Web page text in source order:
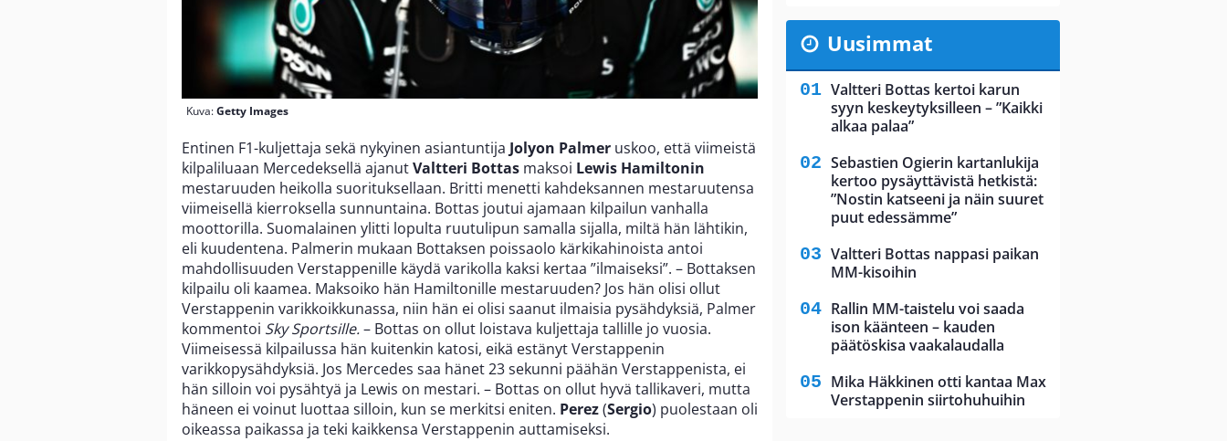
Kuva:Getty Images
Entinen F1-kuljettaja sekä nykyinen asiantuntija Jolyon Palmer uskoo, että viimeistä
kilpaliluaan Mercedeksellä ajanutValtteri Bottas maksoi Lewis Hamiltonin
mestaruuden heikolla suorituksellaan. Britti menetti kahdeksannen mestaruutensa
viimeisellä kierroksella sunnuntaina. Bottas joutui ajamaan kilpailun vanhalla
moottorilla. Suomalainen ylitti lopulta ruutulipun samalla sijalla, miltä hän lähtikin,
eli kuudentena. Palmerin mukaan Bottaksen poissaolo kärkikahinoista antoi
mahdollisuuden Verstappenille käydä varikolla kaksi kertaa ”ilmaiseksi”. – Bottaksen
kilpailu oli kaamea. Maksoiko hän Hamiltonille mestaruuden? Jos hän olisi ollut
Verstappenin varikkoikkunassa, niin hän ei olisi saanut ilmaisia pysähdyksiä, Palmer
kommentoi Sky Sportsille.– Bottas on ollut loistava kuljettaja tallille jo vuosia.
Viimeisessä kilpailussa hän kuitenkin katosi, eikä estänyt Verstappenin
varikkopysähdyksiä. Jos Mercedes saa hänet 23 sekunni päähän Verstappenista, ei
hän silloin voi pysähtyä ja Lewis on mestari. – Bottas on ollut hyvä tallikaveri, mutta
häneen ei voinut luottaa silloin, kun se merkitsi eniten. Perez(Sergio) puolestaan oli
oikeassa paikassa ja teki kaikkensa Verstappenin auttamiseksi.
Uusimmat
Valtteri Bottas kertoi karun
syyn keskeytyksilleen – ”Kaikki
alkaa palaa”
Sebastien Ogierin kartanlukija
kertoo pysäyttävistä hetkistä:
”Nostin katseeni ja näin suuret
puut edessämme”
Valtteri Bottas nappasi paikan
MM-kisoihin
Rallin MM-taistelu voi saada
ison käänteen – kauden
päätöskisa vaakalaudalla
Mika Häkkinen otti kantaa Max
Verstappenin siirtohuhuihin